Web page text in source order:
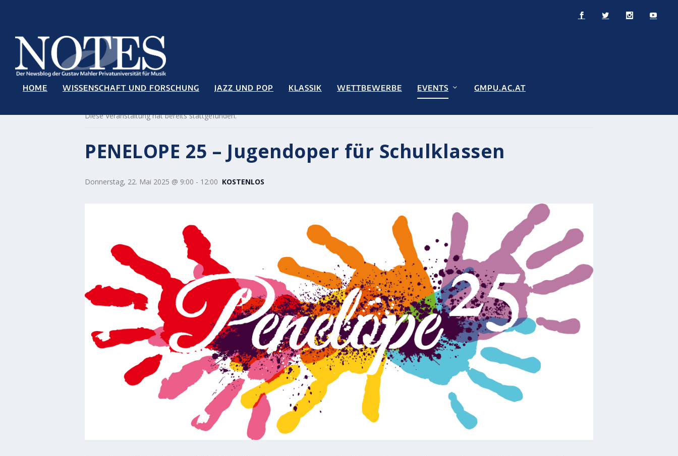
HOME WISSENSCHAFT UND FORSCHUNG JAZZ UND POP KLASSIK WETTBEWERBE EVENTS GMPU.AC.AT
Diese Veranstaltung hat bereits stattgefunden.
PENELOPE 25 – Jugendoper für Schulklassen
Donnerstag, 22. Mai 2025 @ 9:00 - 12:00 KOSTENLOS